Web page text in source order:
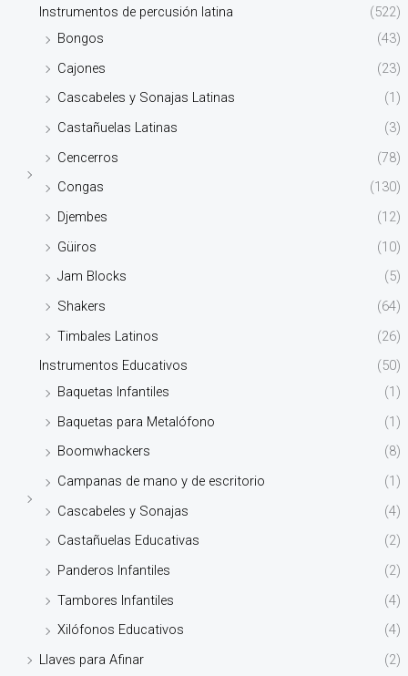
Instrumentos de percusión latina
(522)
Bongos
(43)
Cajones
(23)
Cascabeles y Sonajas Latinas
(1)
Castañuelas Latinas
(3)
Cencerros
(78)
Congas
(130)
Djembes
(12)
Güiros
(10)
Jam Blocks
(5)
Shakers
(64)
Timbales Latinos
(26)
Instrumentos Educativos
(50)
Baquetas Infantiles
(1)
Baquetas para Metalófono
(1)
Boomwhackers
(8)
Campanas de mano y de escritorio
(1)
Cascabeles y Sonajas
(4)
Castañuelas Educativas
(2)
Panderos Infantiles
(2)
Tambores Infantiles
(4)
Xilófonos Educativos
(4)
Llaves para Afinar
(2)